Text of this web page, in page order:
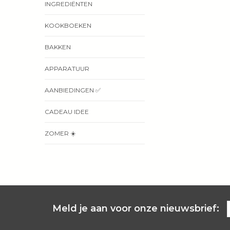
INGREDIËNTEN
KOOKBOEKEN
BAKKEN
APPARATUUR
AANBIEDINGEN ✅
CADEAU IDEE
ZOMER ☀️
Meld je aan voor onze nieuwsbrief: